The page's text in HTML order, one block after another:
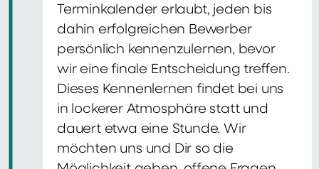
Terminkalender erlaubt, jeden bis
dahin erfolgreichen Bewerber
persönlich kennenzulernen, bevor
wir eine finale Entscheidung treffen.
Dieses Kennenlernen findet bei uns
in lockerer Atmosphäre statt und
dauert etwa eine Stunde. Wir
möchten uns und Dir so die